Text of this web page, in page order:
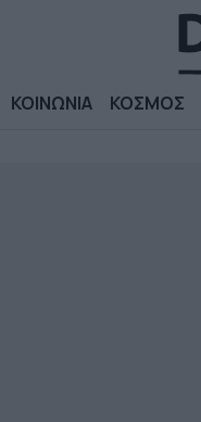
ΚΟΙΝΩΝΙΑ ΚΟΣΜΟΣ